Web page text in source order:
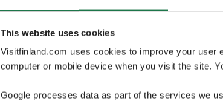
This website uses cookies
Visitfinland.com uses cookies to improve your user
computer or mobile device when you visit the site.
Google processes data as part of the services we